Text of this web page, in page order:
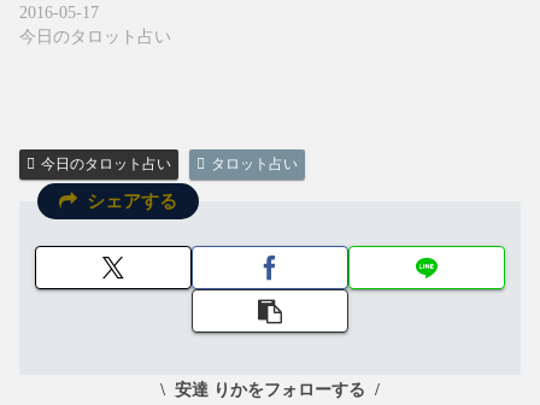
2016-05-17
今日のタロット占い
今日のタロット占い タロット占い
シェアする
安達 りかをフォローする